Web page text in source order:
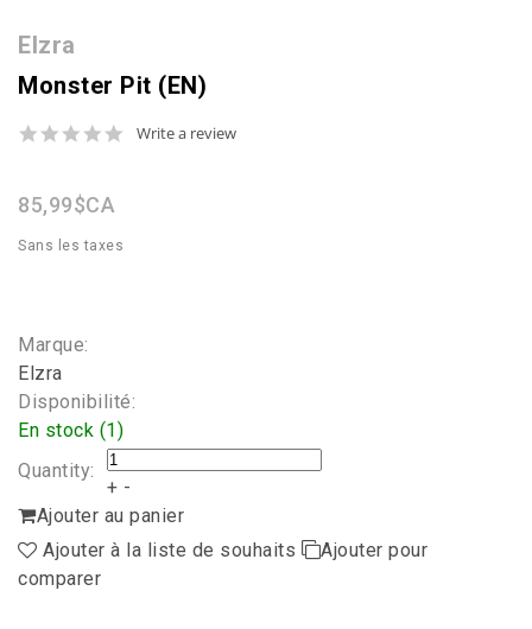
Elzra
Monster Pit (EN)
0.0
Write a review
85,99$CA
Sans les taxes
Marque:
Elzra
Disponibilité:
En stock (1)
Quantity:
+ -
Ajouter au panier
Ajouter à la liste de souhaits
Ajouter pour
comparer